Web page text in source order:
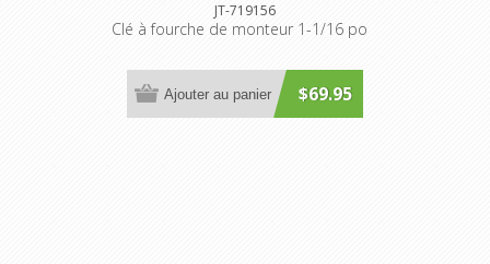
JT-719156
Clé à fourche de monteur 1-1/16 po
$69.95
Ajouter au panier